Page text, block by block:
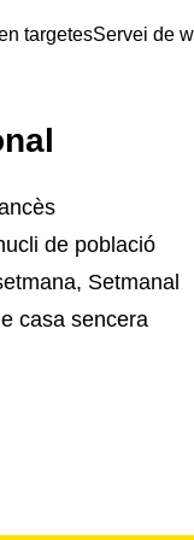
targetesServei de
de població
Setmanal
casa sencera